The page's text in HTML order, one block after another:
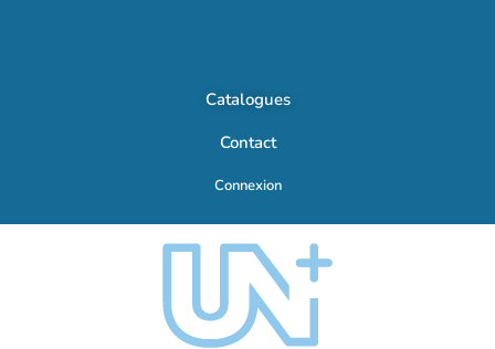
Catalogues
Contact
Connexion